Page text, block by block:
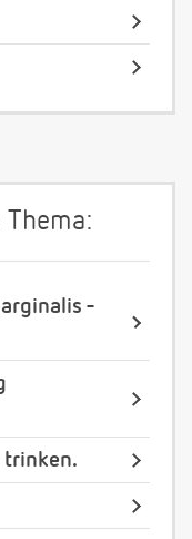
-
trinken.